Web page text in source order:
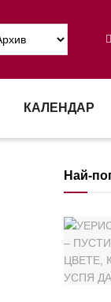
КАЛЕНДАР
Най-